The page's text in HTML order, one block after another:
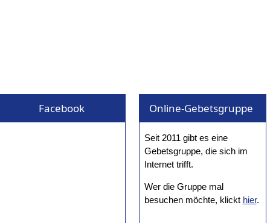
Facebook Online-Gebetsgruppe
Seit 2011 gibt es eine
Gebetsgruppe, die sich im
Internet trifft.
Wer die Gruppe mal
besuchen möchte, klickt hier.